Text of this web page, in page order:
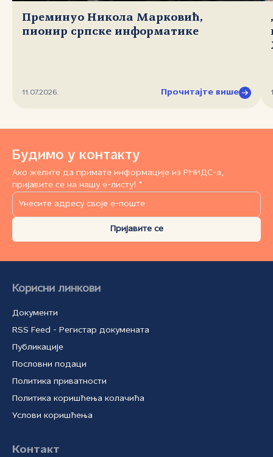
Преминуо Никола Марковић,
пионир српске информатике
11.07.2026. Прочитајте више
Будимо у контакту
Ако желите да примате информације из РНИДС-а,
пријавите се на нашу е-листу! *
Пријавите се
Корисни линкови
Документи
RSS Feed - Регистар докумената
Публикације
Пословни подаци
Политика приватности
Политика коришћења колачића
Услови коришћења
Контакт